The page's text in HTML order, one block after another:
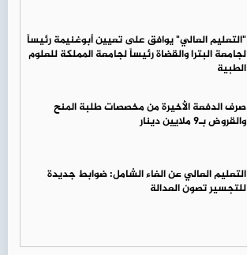
"التعليم العالي" يوافق على تعيين أبوغنيمة رئيساً
لجامعة البترا والقضاة رئيساً لجامعة المملكة للعلوم
الطبية
صرف الدفعة الأخيرة من مخصصات طلبة المنح
والقروض بـ9 ملايين دينار
التعليم العالي عن الغاء الشامل: ضوابط جديدة
للتجسير تصون العدالة